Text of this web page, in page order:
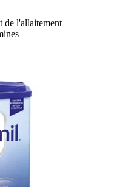
de l'allaitement